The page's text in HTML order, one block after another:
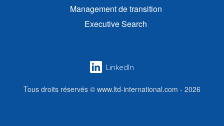
Management de transition
Executive Search
LinkedIn
Tous droits réservés © www.ltd-international.com - 2026